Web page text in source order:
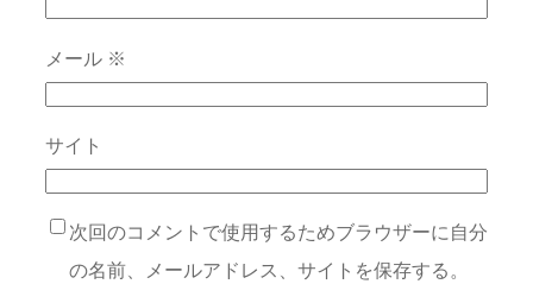
メール ※
サイト
次回のコメントで使用するためブラウザーに自分
の名前、メールアドレス、サイトを保存する。